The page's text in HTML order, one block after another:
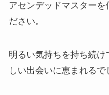
アセンデッドマスターを
ださい。
明るい気持ちを持ち続け
しい出会いに恵まれるで